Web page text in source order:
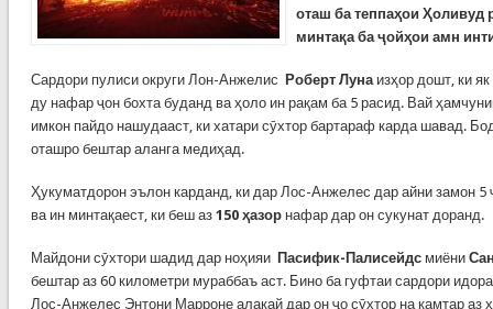
оташ ба теппаҳои Ҳоливуд
минтақа ба ҷойҳои амн
Сардори пулиси округи Лон-Анжелис Роберт Лунаизҳор дошт, ки
ду нафар ҷон бохта буданд ва ҳоло ин рақам ба 5 расид. Вай
имкон пайдо нашудааст, ки хатари сӯхтор бартараф карда шавад.
оташро бештар аланга медиҳад.
Ҳукуматдорон эълон карданд, ки дар Лос-Анжелес дар айни замон 5
ва ин минтақаест, ки беш аз 150 ҳазорнафар дар он сукунат доранд.
Майдони сӯхтори шадид дар ноҳияи Пасифик-Палисейдсмиёни
бештар аз 60 километри мураббаъ аст. Бино ба гуфтаи сардори
Лос-Анжелес Энтони Марроне алакай дар он ҷо сӯхтор на камтар аз